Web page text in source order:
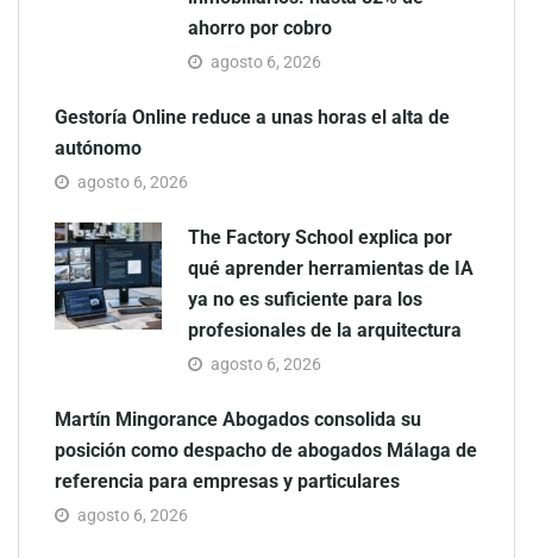
ahorro por cobro
agosto 6, 2026
Gestoría Online reduce a unas horas el alta de
autónomo
agosto 6, 2026
The Factory School explica por
qué aprender herramientas de IA
ya no es suficiente para los
profesionales de la arquitectura
agosto 6, 2026
Martín Mingorance Abogados consolida su
posición como despacho de abogados Málaga de
referencia para empresas y particulares
agosto 6, 2026